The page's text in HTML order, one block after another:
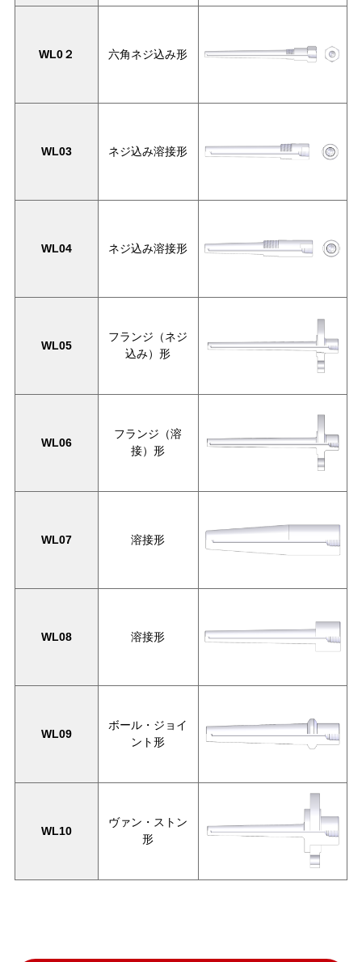
WL0２ 六角ネジ込み形
WL03 ネジ込み溶接形
WL04 ネジ込み溶接形
WL05
フランジ（ネジ
込み）形
WL06
フランジ（溶
接）形
WL07 溶接形
WL08 溶接形
WL09
ボール・ジョイ
ント形
WL10
ヴァン・ストン
形